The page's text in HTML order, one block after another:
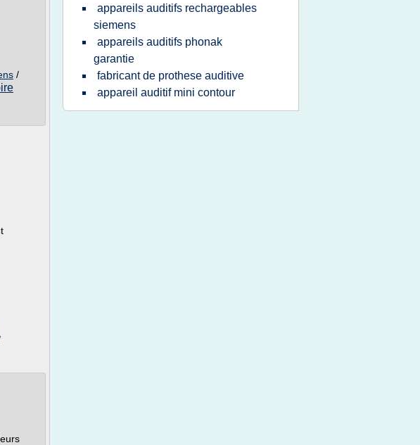
/
appareils auditifs rechargeables
siemens
appareils auditifs phonak
garantie
fabricant de prothese auditive
appareil auditif mini contour